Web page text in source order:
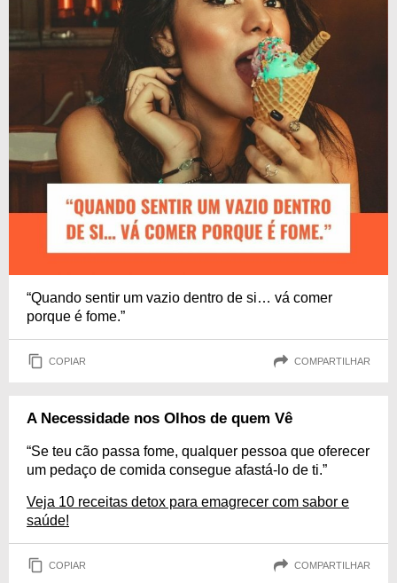
“Quando sentir um vazio dentro de si… vá comer
porque é fome.”
COPIAR COMPARTILHAR
A Necessidade nos Olhos de quem Vê
“Se teu cão passa fome, qualquer pessoa que oferecer
um pedaço de comida consegue afastá-lo de ti.”
Veja 10 receitas detox para emagrecer com sabor e
saúde!
COPIAR COMPARTILHAR